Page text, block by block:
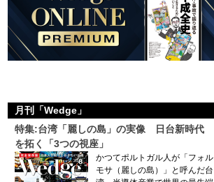
月刊「Wedge」
特集:台湾「麗しの島」の実像 日台新時代
を拓く「3つの視座」
かつてポルトガル人が「フォル
モサ（麗しの島）」と呼んだ台